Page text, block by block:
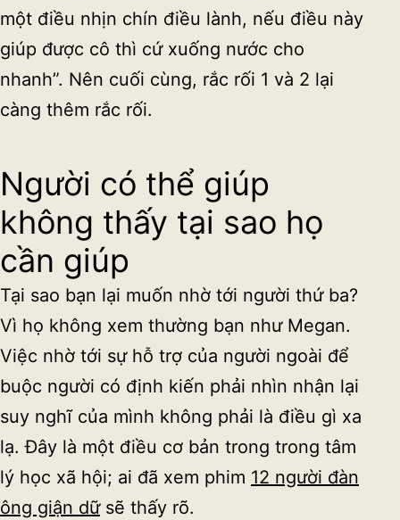
một điều nhịn chín điều lành, nếu điều này
giúp được cô thì cứ xuống nước cho
nhanh”. Nên cuối cùng, rắc rối 1 và 2 lại
càng thêm rắc rối.
Người có thể giúp
không thấy tại sao họ
cần giúp
Tại sao bạn lại muốn nhờ tới người thứ ba?
Vì họ không xem thường bạn như Megan.
Việc nhờ tới sự hỗ trợ của người ngoài để
buộc người có định kiến phải nhìn nhận lại
suy nghĩ của mình không phải là điều gì xa
lạ. Đây là một điều cơ bản trong trong tâm
lý học xã hội; ai đã xem phim 12 người đàn
ông giận dữsẽ thấy rõ.